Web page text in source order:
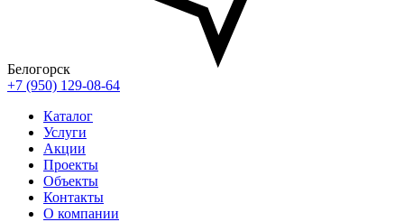
Белогорск
+7 (950) 129-08-64
Каталог
Услуги
Акции
Проекты
Объекты
Контакты
О компании